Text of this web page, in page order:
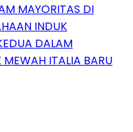
MAYORITAS DI
INDUK
DALAM
ITALIA BARU